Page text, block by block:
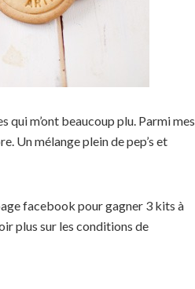
qui m’ont beaucoup plu. Parmi mes
Un mélange plein de pep’s et
facebook pour gagner 3 kits à
plus sur les conditions de